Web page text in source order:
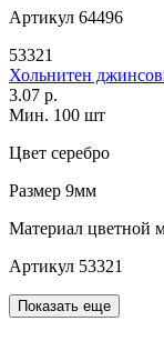
Артикул 64496
53321
Хольнитен
3.07 р.
Мин. 100 шт
Цвет серебро
Размер 9мм
Материал цветной
Артикул 53321
Показать еще